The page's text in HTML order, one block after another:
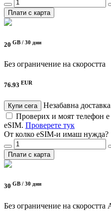
Плати с карта
20 GB / 30 дни
Без ограничение на скоростта
76.93 EUR
Купи сега
Незабавна
Проверих и моят телефон е
eSIM. Проверете тук
От колко eSIM-и имаш нужда?
Плати с карта
30 GB / 30 дни
Без ограничение на скоростта